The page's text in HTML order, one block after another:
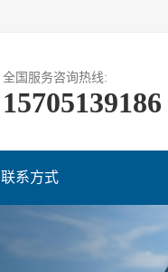
全国服务咨询热线:
15705139186
联系方式